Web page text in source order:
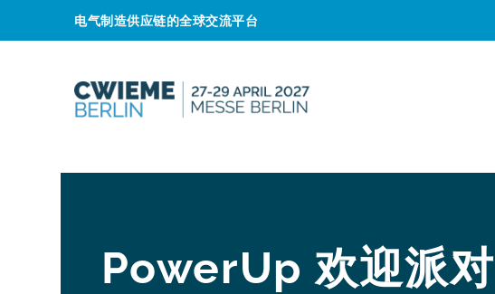
电气制造供应链的全球交流平台
PowerUp 欢迎派对